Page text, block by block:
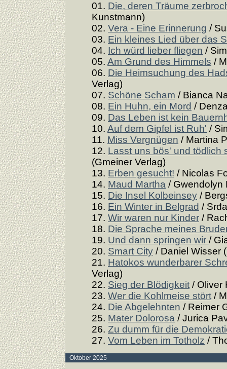
01. Die, deren Träume
Kunstmann)
02. Vera - Eine Erinnerung /
03. Ein kleines Lied über das
04. Ich würd lieber fliegen /
05. Am Grund des Himmels /
06. Die Heimsuchung des
Verlag)
07. Schöne Scham / Bianca
08. Ein Huhn, ein Mord /
09. Das Leben ist kein
10. Auf dem Gipfel ist Ruh' /
11. Miss Vergnügen / Martina
12. Lasst uns bös' und tödlich
(Gmeiner Verlag)
13. Erben gesucht! / Nicolas
14. Maud Martha / Gwendolyn
15. Die Insel Kolbeinsey /
16. Ein Winter in Belgrad /
17. Wir waren nur Kinder /
18. Die Sprache meines
19. Und dann springen wir /
20. Smart City / Daniel Wisser
21. Hatokos wunderbarer
Verlag)
22. Sieg der Blödigkeit / Oliver
23. Wer die Kohlmeise stört /
24. Die Abgelehnten / Reimer
25. Mater Dolorosa / Jurica
26. Zu dumm für die
27. Vom Leben im Totholz /
Oktober 2025